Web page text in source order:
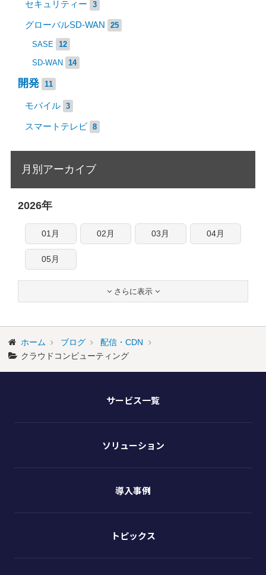
セキュリティー 3
グローバルSD-WAN 25
SASE 12
SD-WAN 14
開発 11
モバイル 3
スマートテレビ 8
月別アーカイブ
2026年
01月 02月 03月 04月
05月
さらに表示 
ホーム ブログ
配信・CDN
クラウドコンピューティング
サービス一覧
ソリューション
導入事例
トピックス